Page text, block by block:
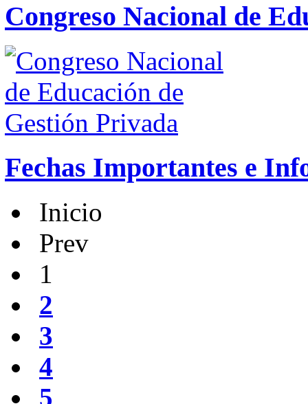
Congreso Nacional de
Fechas Importantes e
Inicio
Prev
1
2
3
4
5